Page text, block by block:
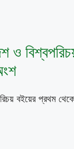
ও
বইয়ের প্রথম